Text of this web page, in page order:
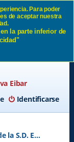
13) SD
Eibar
Identificarse
Foro de la S.D. Eibar
Para poder
de aceptar nuestra
la parte inferior de